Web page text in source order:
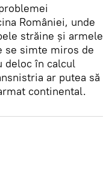
României, unde
străine și armele
se simte miros de
deloc în calcul
ar putea să
continental.